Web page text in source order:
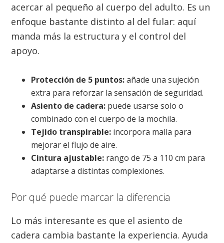
acercar al pequeño al cuerpo del adulto. Es un
enfoque bastante distinto al del fular: aquí
manda más la estructura y el control del
apoyo.
Protección de 5 puntos:añade una sujeción
extra para reforzar la sensación de seguridad.
Asiento de cadera: puede usarse solo o
combinado con el cuerpo de la mochila.
Tejido transpirable: incorpora malla para
mejorar el flujo de aire.
Cintura ajustable: rango de 75 a 110 cm para
adaptarse a distintas complexiones.
Por qué puede marcar la diferencia
Lo más interesante es que el asiento de
cadera cambia bastante la experiencia. Ayuda